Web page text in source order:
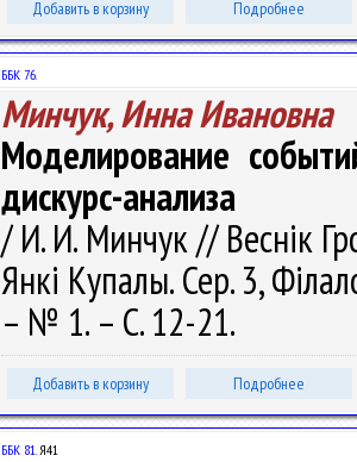
Добавить в корзину Подробнее
ББК 76.
Минчук, Инна Ивановна
Моделирование
дискурс-анализа
/ И. И. Минчук // Веснік
Янкі Купалы. Сер. 3,
– № 1. – С. 12-21.
Добавить в корзину Подробнее
ББК 81.Я41